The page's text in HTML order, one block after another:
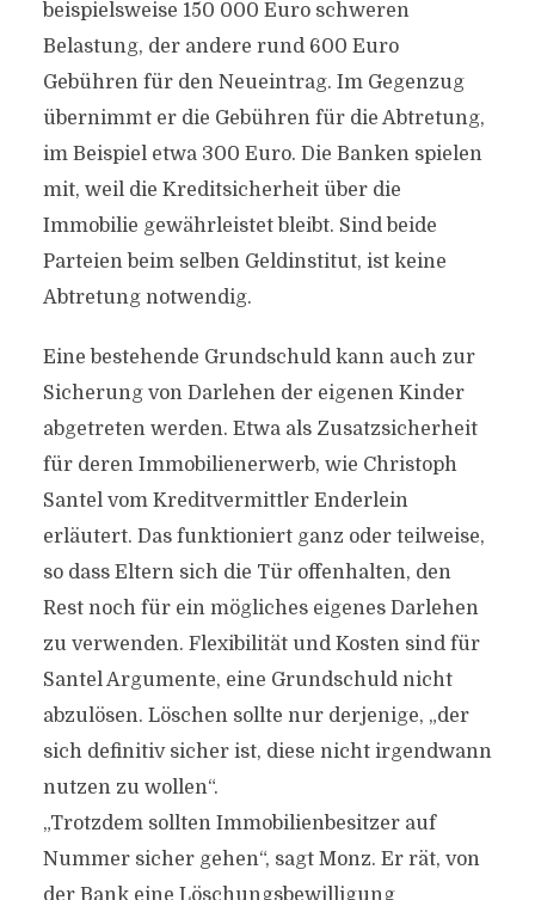
beispielsweise 150 000 Euro schweren
Belastung, der andere rund 600 Euro
Gebühren für den Neueintrag. Im Gegenzug
übernimmt er die Gebühren für die Abtretung,
im Beispiel etwa 300 Euro. Die Banken spielen
mit, weil die Kreditsicherheit über die
Immobilie gewährleistet bleibt. Sind beide
Parteien beim selben Geldinstitut, ist keine
Abtretung notwendig.
Eine bestehende Grundschuld kann auch zur
Sicherung von Darlehen der eigenen Kinder
abgetreten werden. Etwa als Zusatzsicherheit
für deren Immobilienerwerb, wie Christoph
Santel vom Kreditvermittler Enderlein
erläutert. Das funktioniert ganz oder teilweise,
so dass Eltern sich die Tür offenhalten, den
Rest noch für ein mögliches eigenes Darlehen
zu verwenden. Flexibilität und Kosten sind für
Santel Argumente, eine Grundschuld nicht
abzulösen. Löschen sollte nur derjenige, „der
sich definitiv sicher ist, diese nicht irgendwann
nutzen zu wollen“.
„Trotzdem sollten Immobilienbesitzer auf
Nummer sicher gehen“, sagt Monz. Er rät, von
der Bank eine Löschungsbewilligung